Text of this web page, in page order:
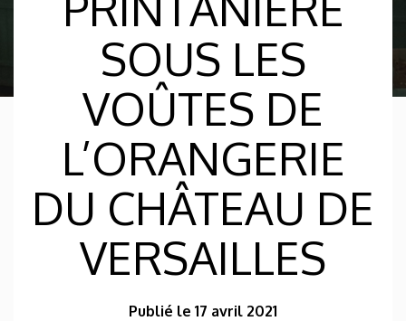
SOUS LES
VOÛTES DE
L’ORANGERIE
DU CHÂTEAU DE
VERSAILLES
Publié le 17 avril 2021